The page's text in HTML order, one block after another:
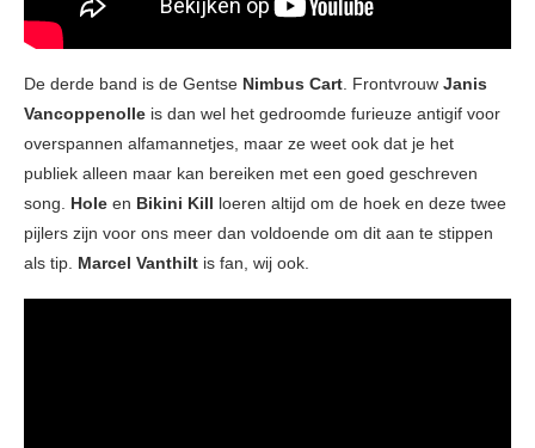
De derde band is de Gentse Nimbus Cart . Frontvrouw Janis
Vancoppenolle is dan wel het gedroomde furieuze antigif voor
overspannen alfamannetjes, maar ze weet ook dat je het
publiek alleen maar kan bereiken met een goed geschreven
song. Hole en Bikini Kill loeren altijd om de hoek en deze twee
pijlers zijn voor ons meer dan voldoende om dit aan te stippen
als tip. Marcel Vanthilt is fan, wij ook.